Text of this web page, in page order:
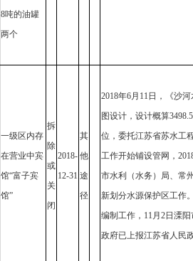
8吨的油罐
两个
一级区内存
在营业中宾
馆“富子宾
馆”
拆
除
或
关
闭
2018-
12-31
其
他
途
径
2018年6月11日，《沙
图设计，设计概算
位，委托江苏省苏水工
工作开始铺设管网，
市水利（水务）局、常
新划分水源保护区工作
编制工作，11月2日溧
政府已上报江苏省人民